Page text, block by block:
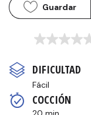
Guardar
Sin
en
la
misma
página.
DIFICULTAD
Fácil
COCCIÓN